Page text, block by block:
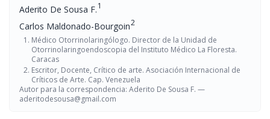
Aderito De Sousa F.1
Carlos Maldonado-Bourgoin2
Médico Otorrinolaringólogo. Director de la Unidad de
Otorrinolaringoendoscopia del Instituto Médico La Floresta.
Caracas
Escritor, Docente, Crítico de arte. Asociación Internacional de
Críticos de Arte. Cap. Venezuela
Autor para la correspondencia: Aderito De Sousa F. —
aderitodesousa@gmail.com